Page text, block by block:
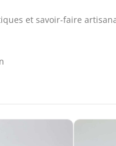
et savoir-faire